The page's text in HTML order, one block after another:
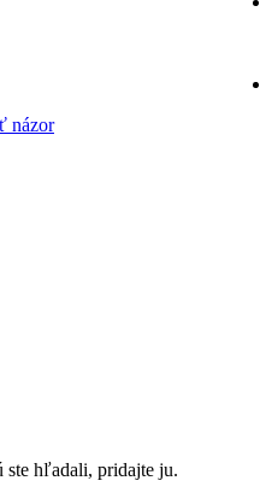
názor
hľadali, pridajte ju.